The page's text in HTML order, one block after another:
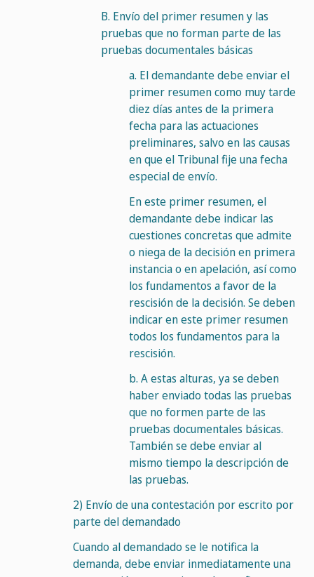
B. Envío del primer resumen y las
pruebas que no forman parte de las
pruebas documentales básicas
a. El demandante debe enviar el
primer resumen como muy tarde
diez días antes de la primera
fecha para las actuaciones
preliminares, salvo en las causas
en que el Tribunal fije una fecha
especial de envío.
En este primer resumen, el
demandante debe indicar las
cuestiones concretas que admite
o niega de la decisión en primera
instancia o en apelación, así como
los fundamentos a favor de la
rescisión de la decisión. Se deben
indicar en este primer resumen
todos los fundamentos para la
rescisión.
b. A estas alturas, ya se deben
haber enviado todas las pruebas
que no formen parte de las
pruebas documentales básicas.
También se debe enviar al
mismo tiempo la descripción de
las pruebas.
2) Envío de una contestación por escrito por
parte del demandado
Cuando al demandado se le notifica la
demanda, debe enviar inmediatamente una